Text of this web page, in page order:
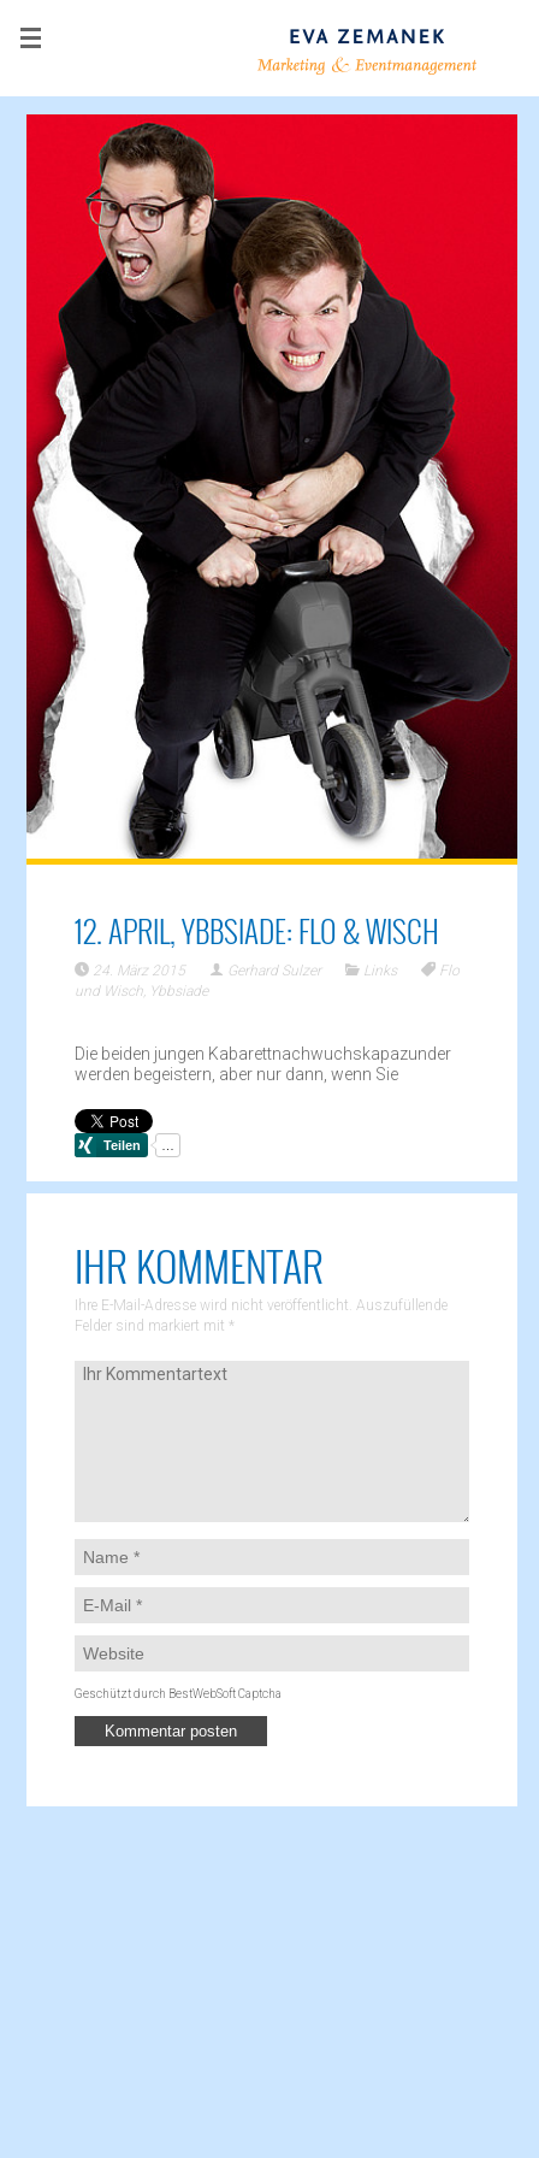
12. APRIL, YBBSIADE: FLO & WISCH
24. März 2015 Gerhard Sulzer Links
Flo
und Wisch, Ybbsiade
Die beiden jungen Kabarettnachwuchskapazunder
werden begeistern, aber nur dann, wenn Sie
IHR KOMMENTAR
Ihre E-Mail-Adresse wird nicht veröffentlicht. Auszufüllende
Felder sind markiert mit *
Geschützt durch BestWebSoft Captcha